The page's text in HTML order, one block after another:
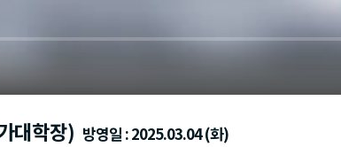
대학장) 방영일 : 2025.03.04 (화)